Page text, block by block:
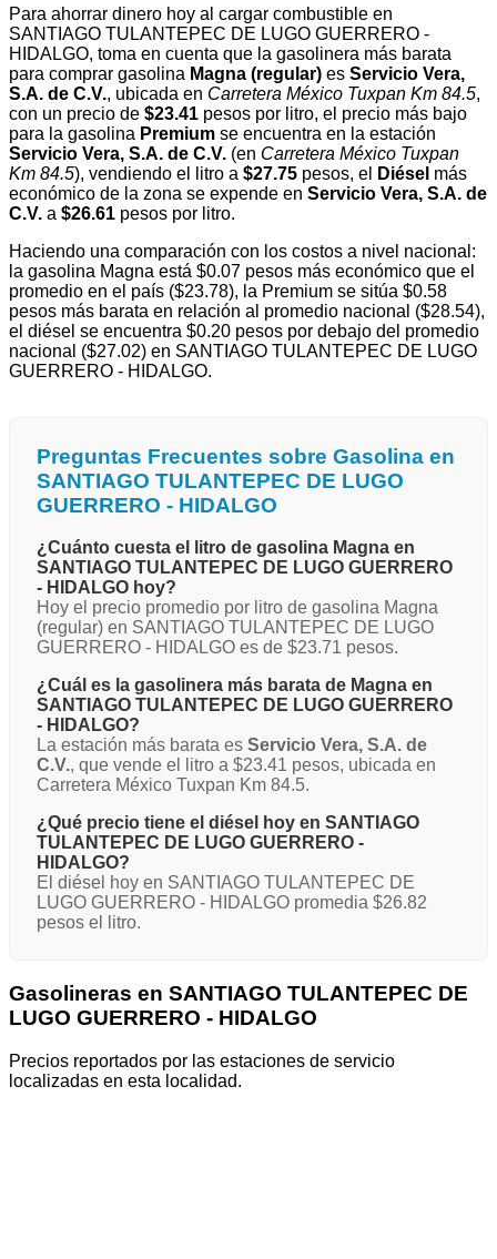
Para ahorrar dinero hoy al cargar combustible en
SANTIAGO TULANTEPEC DE LUGO GUERRERO -
HIDALGO, toma en cuenta que la gasolinera más barata
para comprar gasolina Magna (regular) es Servicio Vera,
S.A. de C.V., ubicada en Carretera México Tuxpan Km 84.5,
con un precio de $23.41 pesos por litro, el precio más bajo
para la gasolina Premium se encuentra en la estación
Servicio Vera, S.A. de C.V. (en Carretera México Tuxpan
Km 84.5), vendiendo el litro a $27.75 pesos, el Diésel más
económico de la zona se expende en Servicio Vera, S.A. de
C.V. a $26.61 pesos por litro.
Haciendo una comparación con los costos a nivel nacional:
la gasolina Magna está $0.07 pesos más económico que el
promedio en el país ($23.78), la Premium se sitúa $0.58
pesos más barata en relación al promedio nacional ($28.54),
el diésel se encuentra $0.20 pesos por debajo del promedio
nacional ($27.02) en SANTIAGO TULANTEPEC DE LUGO
GUERRERO - HIDALGO.
Preguntas Frecuentes sobre Gasolina en
SANTIAGO TULANTEPEC DE LUGO
GUERRERO - HIDALGO
¿Cuánto cuesta el litro de gasolina Magna en
SANTIAGO TULANTEPEC DE LUGO GUERRERO
- HIDALGO hoy?
Hoy el precio promedio por litro de gasolina Magna
(regular) en SANTIAGO TULANTEPEC DE LUGO
GUERRERO - HIDALGO es de $23.71 pesos.
¿Cuál es la gasolinera más barata de Magna en
SANTIAGO TULANTEPEC DE LUGO GUERRERO
- HIDALGO?
La estación más barata es Servicio Vera, S.A. de
C.V., que vende el litro a $23.41 pesos, ubicada en
Carretera México Tuxpan Km 84.5.
¿Qué precio tiene el diésel hoy en SANTIAGO
TULANTEPEC DE LUGO GUERRERO -
HIDALGO?
El diésel hoy en SANTIAGO TULANTEPEC DE
LUGO GUERRERO - HIDALGO promedia $26.82
pesos el litro.
Gasolineras en SANTIAGO TULANTEPEC DE
LUGO GUERRERO - HIDALGO
Precios reportados por las estaciones de servicio
localizadas en esta localidad.